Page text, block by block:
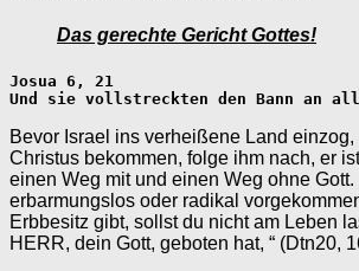
Das gerechte Gericht Gottes!
Josua 6, 21
Und sie vollstreckten den Bann an
Bevor Israel ins verheißene Land
Christus bekommen, folge ihm nach, er
einen Weg mit und einen Weg ohne
erbarmungslos oder radikal
Erbbesitz gibt, sollst du nicht am Leben
HERR, dein Gott, geboten hat, “ (Dtn20,